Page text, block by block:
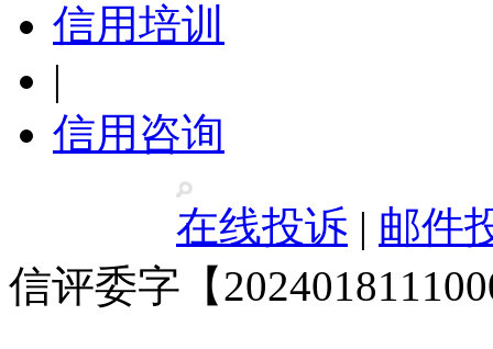
信用培训
|
信用咨询
在线投诉 | 邮件
信评委字【